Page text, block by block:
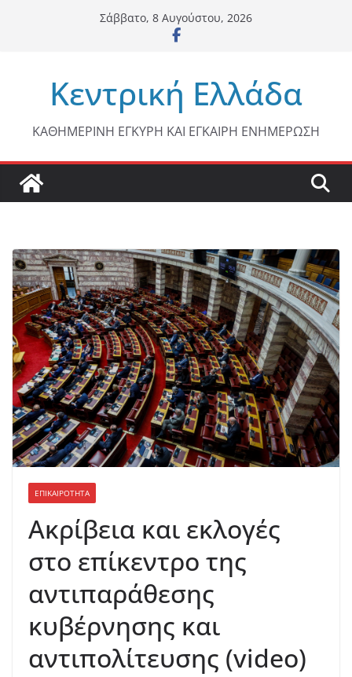
Σάββατο, 8 Αυγούστου, 2026
Κεντρική Ελλάδα
ΚΑΘΗΜΕΡΙΝΗ ΕΓΚΥΡΗ ΚΑΙ ΕΓΚΑΙΡΗ ΕΝΗΜΕΡΩΣΗ
ΕΠΙΚΑΙΡΟΤΗΤΑ
Aκρίβεια και εκλογές
στο επίκεντρο της
αντιπαράθεσης
κυβέρνησης και
αντιπολίτευσης (video)